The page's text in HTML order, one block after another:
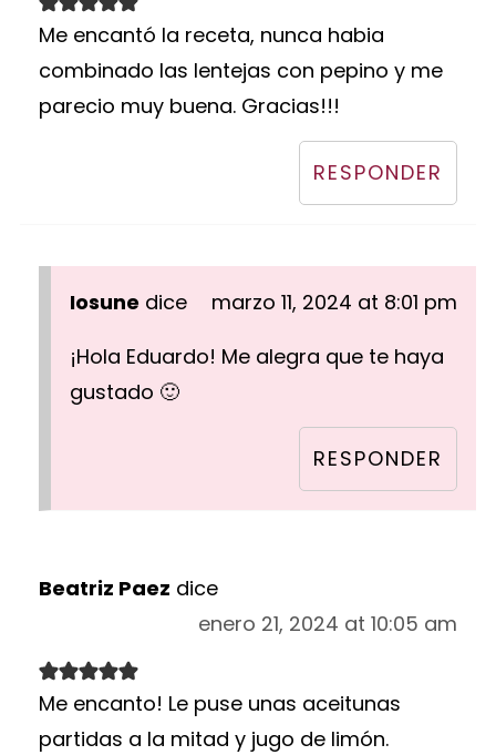
Me encantó la receta, nunca habia
combinado las lentejas con pepino y me
parecio muy buena. Gracias!!!
RESPONDER
Iosune dice
marzo 11, 2024 at 8:01 pm
¡Hola Eduardo! Me alegra que te haya
gustado 🙂
RESPONDER
Beatriz Paez dice
enero 21, 2024 at 10:05 am
Me encanto! Le puse unas aceitunas
partidas a la mitad y jugo de limón.